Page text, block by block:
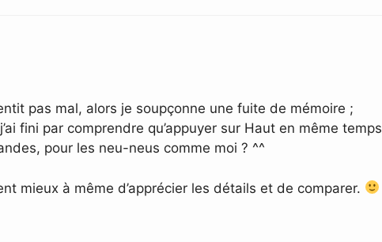
pas mal, alors je soupçonne une fuite de mémoire ;
fini par comprendre qu’appuyer sur Haut en même temps
pour les neu-neus comme moi ? ^^
mieux à même d’apprécier les détails et de comparer.